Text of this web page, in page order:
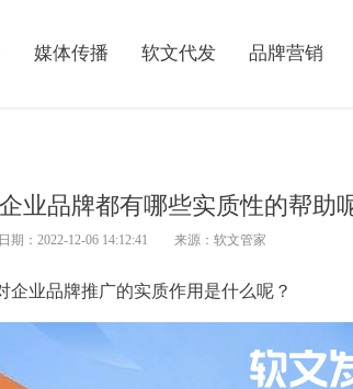
媒体传播 软文代发 品牌营销
业品牌都有哪些实质性的帮助
日期：2022-12-06 14:12:41 来源：软文管家
企业品牌推广的实质作用是什么呢？